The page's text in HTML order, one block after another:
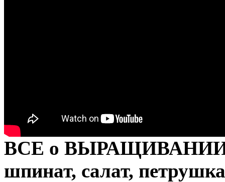
ВСЕ о ВЫРАЩИВАНИИ
шпинат, салат,